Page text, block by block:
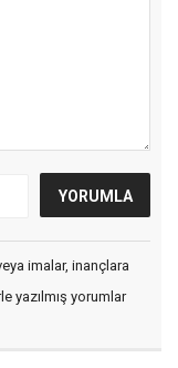
imalar, inançlara
yazılmış yorumlar